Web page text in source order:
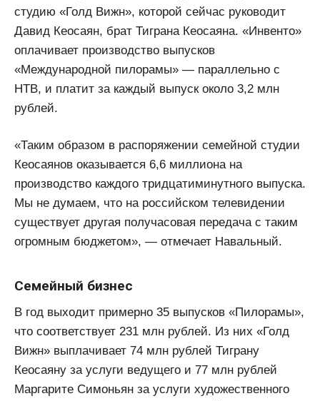
студию «Голд Вижн», которой сейчас руководит
Давид Кеосаян, брат Тиграна Кеосаяна. «Инвенто»
оплачивает производство выпусков
«Международной пилорамы» — параллельно с
НТВ, и платит за каждый выпуск около 3,2 млн
рублей.
«Таким образом в распоряжении семейной студии
Кеосаянов оказывается 6,6 миллиона на
производство каждого тридцатиминутного выпуска.
Мы не думаем, что на российском телевидении
существует другая получасовая передача с таким
огромным бюджетом», — отмечает Навальный.
Семейный бизнес
В год выходит примерно 35 выпусков «Пилорамы»,
что соответствует 231 млн рублей. Из них «Голд
Вижн» выплачивает 74 млн рублей Тиграну
Кеосаяну за услуги ведущего и 77 млн рублей
Маргарите Симоньян за услуги художественного